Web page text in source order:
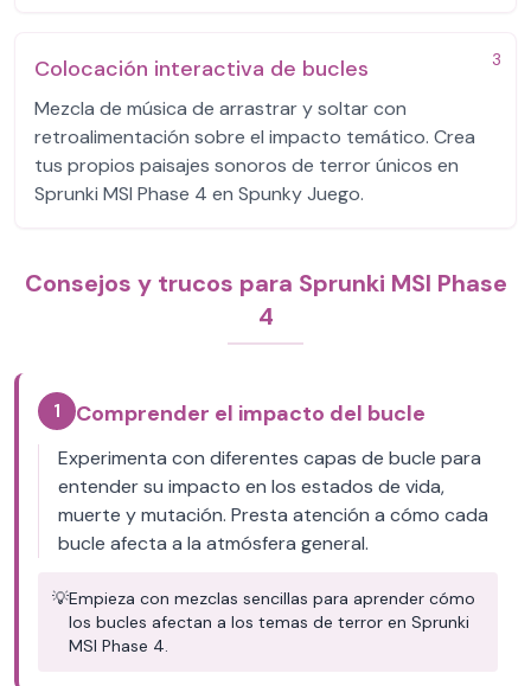
3
Colocación interactiva de bucles
Mezcla de música de arrastrar y soltar con
retroalimentación sobre el impacto temático. Crea
tus propios paisajes sonoros de terror únicos en
Sprunki MSI Phase 4 en Spunky Juego.
Consejos y trucos para Sprunki MSI Phase
4
1 Comprender el impacto del bucle
Experimenta con diferentes capas de bucle para
entender su impacto en los estados de vida,
muerte y mutación. Presta atención a cómo cada
bucle afecta a la atmósfera general.
💡Empieza con mezclas sencillas para aprender cómo
los bucles afectan a los temas de terror en Sprunki
MSI Phase 4.